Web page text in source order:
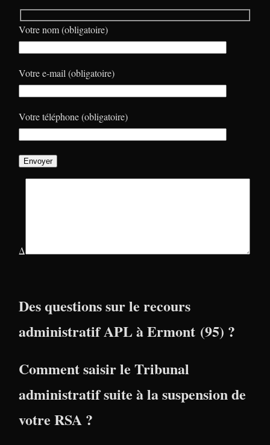
Votre nom (obligatoire)
Votre e-mail (obligatoire)
Votre téléphone (obligatoire)
Δ
Des questions sur le recours
administratif APL à Ermont (95) ?
Comment saisir le Tribunal
administratif suite à la suspension de
votre RSA ?